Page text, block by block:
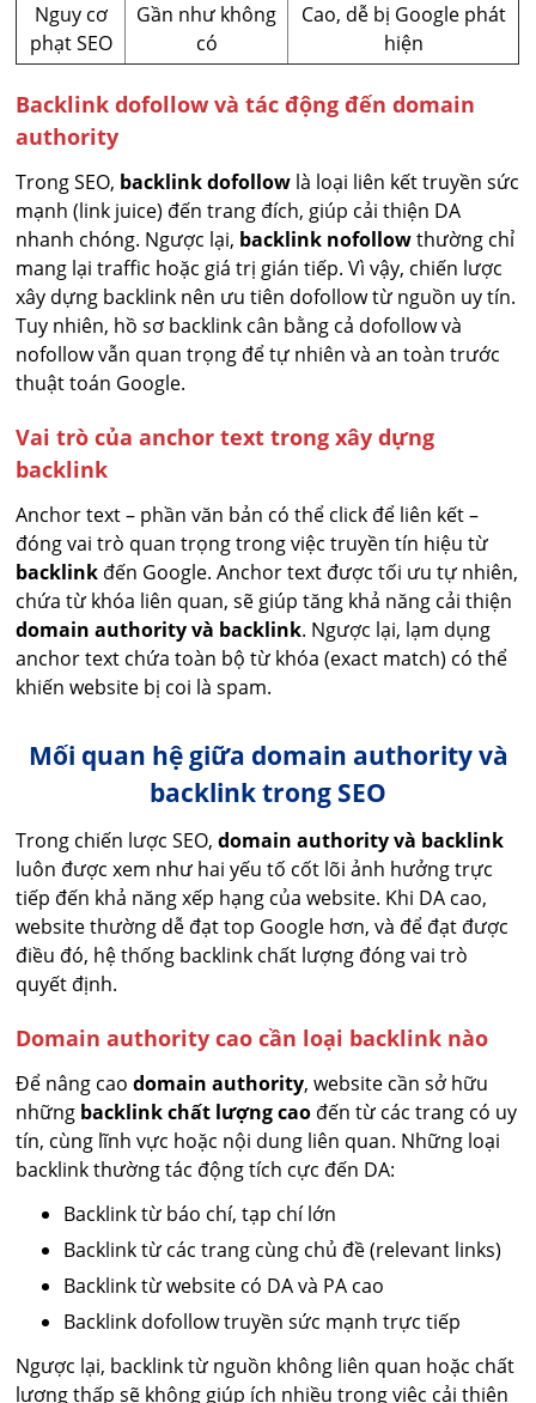
Nguy cơ
phạt SEO
Gần như không
có
Cao, dễ bị Google phát
hiện
Backlink dofollow và tác động đến domain
authority
Trong SEO, backlink dofollow là loại liên kết truyền sức
mạnh (link juice) đến trang đích, giúp cải thiện DA
nhanh chóng. Ngược lại, backlink nofollowthường chỉ
mang lại traffic hoặc giá trị gián tiếp. Vì vậy, chiến lược
xây dựng backlink nên ưu tiên dofollow từ nguồn uy tín.
Tuy nhiên, hồ sơ backlink cân bằng cả dofollow và
nofollow vẫn quan trọng để tự nhiên và an toàn trước
thuật toán Google.
Vai trò của anchor text trong xây dựng
backlink
Anchor text – phần văn bản có thể click để liên kết –
đóng vai trò quan trọng trong việc truyền tín hiệu từ
backlink đến Google. Anchor text được tối ưu tự nhiên,
chứa từ khóa liên quan, sẽ giúp tăng khả năng cải thiện
domain authority và backlink. Ngược lại, lạm dụng
anchor text chứa toàn bộ từ khóa (exact match) có thể
khiến website bị coi là spam.
Mối quan hệ giữa domain authority và
backlink trong SEO
Trong chiến lược SEO,domain authority và backlink
luôn được xem như hai yếu tố cốt lõi ảnh hưởng trực
tiếp đến khả năng xếp hạng của website. Khi DA cao,
website thường dễ đạt top Google hơn, và để đạt được
điều đó, hệ thống backlink chất lượng đóng vai trò
quyết định.
Domain authority cao cần loại backlink nào
Để nâng caodomain authority, website cần sở hữu
những backlink chất lượng cao đến từ các trang có uy
tín, cùng lĩnh vực hoặc nội dung liên quan. Những loại
backlink thường tác động tích cực đến DA:
Backlink từ báo chí, tạp chí lớn
Backlink từ các trang cùng chủ đề (relevant links)
Backlink từ website có DA và PA cao
Backlink dofollow truyền sức mạnh trực tiếp
Ngược lại, backlink từ nguồn không liên quan hoặc chất
lượng thấp sẽ không giúp ích nhiều trong việc cải thiện